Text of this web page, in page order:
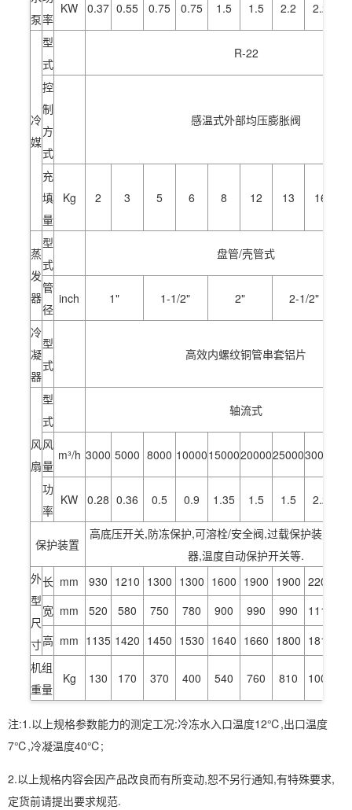
泵率
KW 0.37 0.55 0.75 0.75 1.5 1.5 2.2 2.2
冷
媒
型
式
R-22
控
制
方
式
感温式外部均压膨胀阀
充
填
量
Kg 2 3 5 6 8 12 13 16
蒸
发
器
型
式
盘管/壳管式
管
径
inch 1" 1-1/2" 2" 2-1/2"
冷
凝
器
型
式
高效内螺纹铜管串套铝片
风
扇
型
式
轴流式
风
量
m³/h 3000 5000 8000 1000015000200002500030000
功
率
KW 0.28 0.36 0.5 0.9 1.35 1.5 1.5 2.2
保护装置
高底压开关,防冻保护,可溶栓/安全阀,过载保护装置,线
器,温度自动保护开关等.
外
型
尺
寸
长 mm 930 1210 1300 1300 1600 1900 1900 2200
宽 mm 520 580 750 780 900 990 990 1110
高 mm 1135 1420 1450 1530 1640 1660 1800 1810
机组
重量
Kg 130 170 370 400 540 760 810 1000
注:1.以上规格参数能力的测定工况:冷冻水入口温度12℃,出口温度
7℃,冷凝温度40℃;
2.以上规格内容会因产品改良而有所变动,恕不另行通知,有特殊要求,
定货前请提出要求规范.